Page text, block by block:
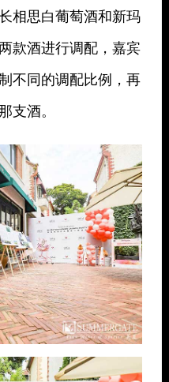
相思白葡萄酒和新玛
款酒进行调配，嘉宾
不同的调配比例，再
支酒。